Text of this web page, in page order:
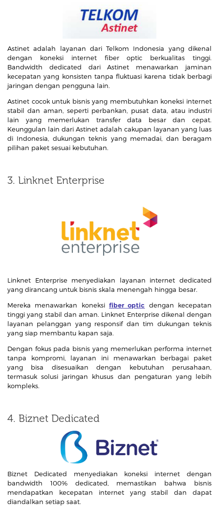
Astinet adalah layanan dari Telkom Indonesia yang dikenal
dengan koneksi internet fiber optic berkualitas tinggi.
Bandwidth dedicated dari Astinet menawarkan jaminan
kecepatan yang konsisten tanpa fluktuasi karena tidak berbagi
jaringan dengan pengguna lain.
Astinet cocok untuk bisnis yang membutuhkan koneksi internet
stabil dan aman, seperti perbankan, pusat data, atau industri
lain yang memerlukan transfer data besar dan cepat.
Keunggulan lain dari Astinet adalah cakupan layanan yang luas
di Indonesia, dukungan teknis yang memadai, dan beragam
pilihan paket sesuai kebutuhan.
3. Linknet Enterprise
Linknet Enterprise menyediakan layanan internet dedicated
yang dirancang untuk bisnis skala menengah hingga besar.
Mereka menawarkan koneksi fiber optic dengan kecepatan
tinggi yang stabil dan aman. Linknet Enterprise dikenal dengan
layanan pelanggan yang responsif dan tim dukungan teknis
yang siap membantu kapan saja.
Dengan fokus pada bisnis yang memerlukan performa internet
tanpa kompromi, layanan ini menawarkan berbagai paket
yang bisa disesuaikan dengan kebutuhan perusahaan,
termasuk solusi jaringan khusus dan pengaturan yang lebih
kompleks.
4. Biznet Dedicated
Biznet Dedicated menyediakan koneksi internet dengan
bandwidth 100% dedicated, memastikan bahwa bisnis
mendapatkan kecepatan internet yang stabil dan dapat
diandalkan setiap saat.